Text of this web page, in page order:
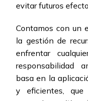
evitar futuros
Contamos con un
la gestión de
enfrentar
responsabilidad
basa en la
y eficientes, que